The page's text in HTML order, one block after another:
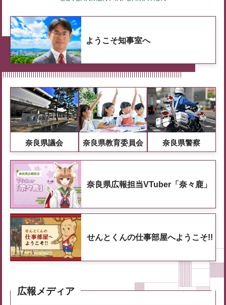
ようこそ知事室へ
奈良県議会 奈良県教育委員会 奈良県警察
奈良県広報担当VTuber「奈々鹿」
せんとくんの仕事部屋へようこそ!!
広報メディア